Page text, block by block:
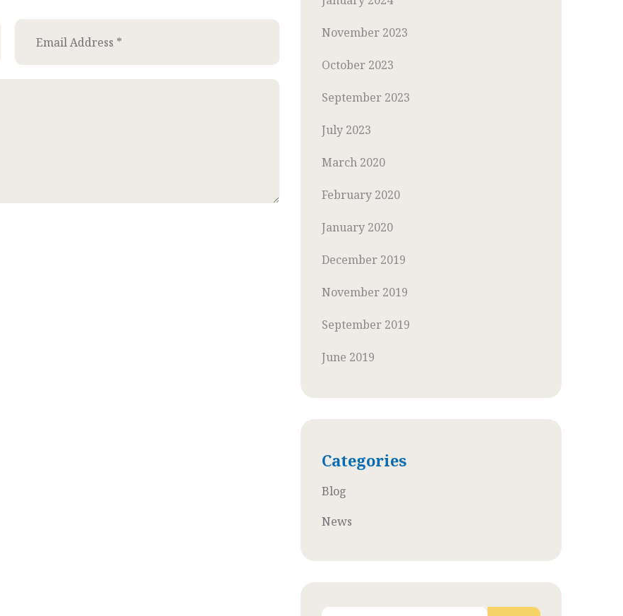
November 2023
October 2023
September 2023
July 2023
March 2020
February 2020
January 2020
December 2019
November 2019
September 2019
June 2019
Categories
Blog
News